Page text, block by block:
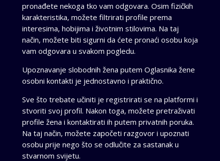
pronađete nekoga tko vam odgovara. Osim fizičkih
karakteristika, možete filtrirati profile prema
interesima, hobijima i životnim stilovima. Na taj
način, možete biti sigurni da ćete pronaći osobu koja
vam odgovara u svakom pogledu.
Upoznavanje slobodnih žena putem Oglasnika žene
osobni kontakti je jednostavno i praktično.
Sve što trebate učiniti je registrirati se na platformi i
stvoriti svoj profil. Nakon toga, možete pretraživati
profile žena i kontaktirati ih putem privatnih poruka.
Na taj način, možete započeti razgovor i upoznati
osobu prije nego što se odlučite za sastanak u
stvarnom svijetu.